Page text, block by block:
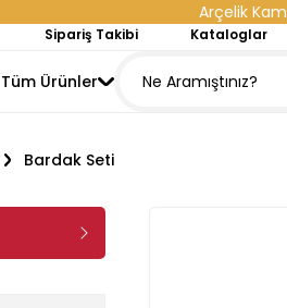
Arçelik
Sipariş Takibi Kataloglar
Tüm Ürünler
Bardak Seti